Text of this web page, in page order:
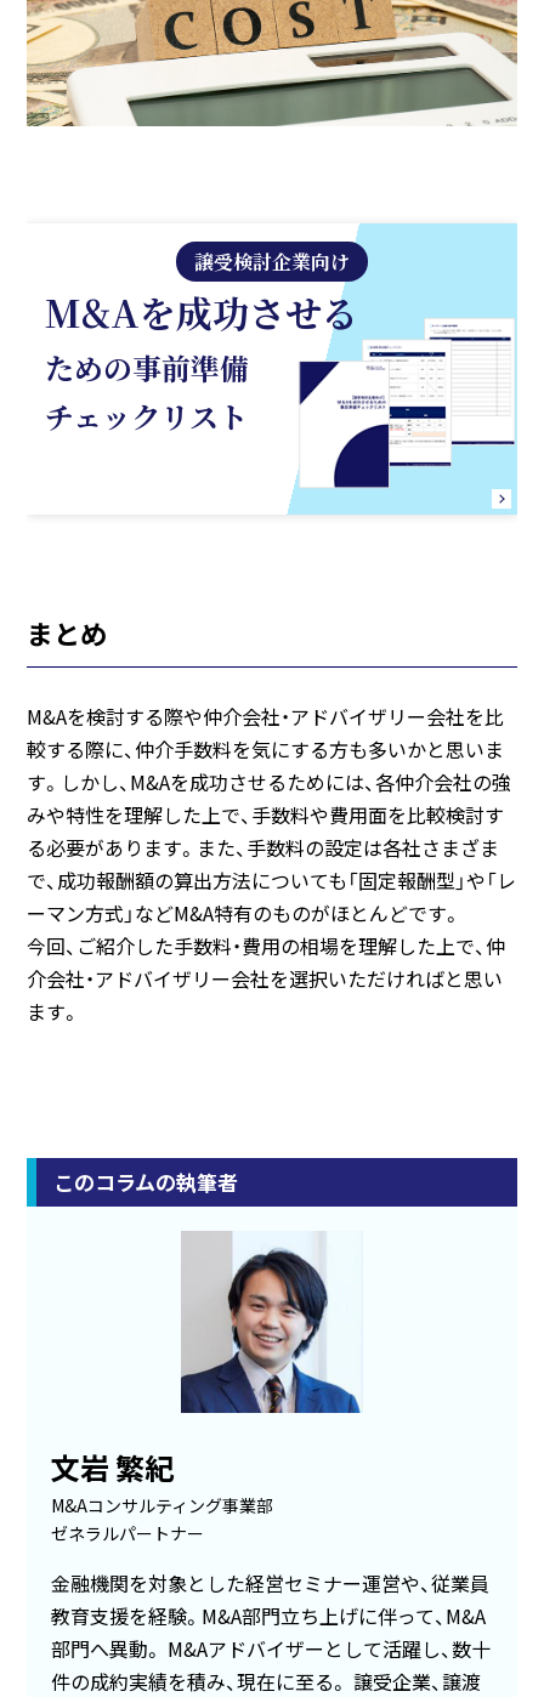
譲受検討企業向け
M&Aを成功させる
ための事前準備
チェックリスト
まとめ
M&Aを検討する際や仲介会社・アドバイザリー会社を比
較する際に、仲介手数料を気にする方も多いかと思いま
す。しかし、M&Aを成功させるためには、各仲介会社の強
みや特性を理解した上で、手数料や費用面を比較検討す
る必要があります。また、手数料の設定は各社さまざま
で、成功報酬額の算出方法についても「固定報酬型」や「レ
ーマン方式」などM&A特有のものがほとんどです。
今回、ご紹介した手数料・費用の相場を理解した上で、仲
介会社・アドバイザリー会社を選択いただければと思い
ます。
このコラムの執筆者
文岩 繁紀
M&Aコンサルティング事業部
ゼネラルパートナー
金融機関を対象とした経営セミナー運営や、従業員
教育支援を経験。M&A部門立ち上げに伴って、M&A
部門へ異動。 M&Aアドバイザーとして活躍し、数十
件の成約実績を積み、現在に至る。 譲受企業、譲渡